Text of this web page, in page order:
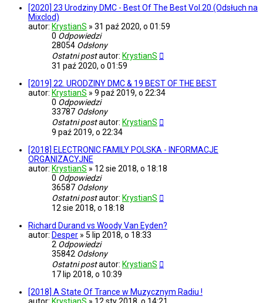
[2020] 23 Urodziny DMC - Best Of The Best Vol.20 (Odsłuch na
Mixclod)
autor: KrystianS » 31 paź 2020, o 01:59
0 Odpowiedzi
28054 Odsłony
Ostatni postautor: KrystianS
31 paź 2020, o 01:59
[2019] 22. URODZINY DMC & 19 BEST OF THE BEST
autor: KrystianS » 9 paź 2019, o 22:34
0 Odpowiedzi
33787 Odsłony
Ostatni postautor: KrystianS
9 paź 2019, o 22:34
[2018] ELECTRONIC FAMILY POLSKA - INFORMACJE
ORGANIZACYJNE
autor: KrystianS » 12 sie 2018, o 18:18
0 Odpowiedzi
36587 Odsłony
Ostatni postautor: KrystianS
12 sie 2018, o 18:18
Richard Durand vs Woody Van Eyden?
autor: Desper » 5 lip 2018, o 18:33
2 Odpowiedzi
35842 Odsłony
Ostatni postautor: KrystianS
17 lip 2018, o 10:39
[2018] A State Of Trance w Muzycznym Radiu !